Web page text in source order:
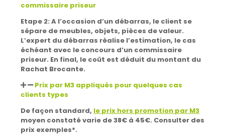
commissaire priseur
Etape 2: A l’occasion d’un débarras, le client se
sépare de meubles, objets, pièces de valeur.
L’expert du débarras réalise l’estimation, le cas
échéant avec le concours d’un commissaire
priseur. En final, le coût est déduit du montant du
Rachat Brocante.
Prix par M3 appliqués pour quelques cas
clients types
De façon standard, le prix hors promotion par M3
moyen constaté varie de 38€ à 45€. Consulter des
prix exemples*.